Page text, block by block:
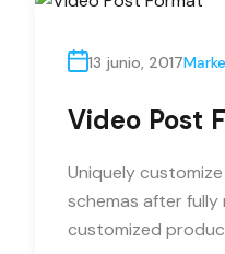
13 junio, 2017
Video Post
Uniquely
schemas after
customized